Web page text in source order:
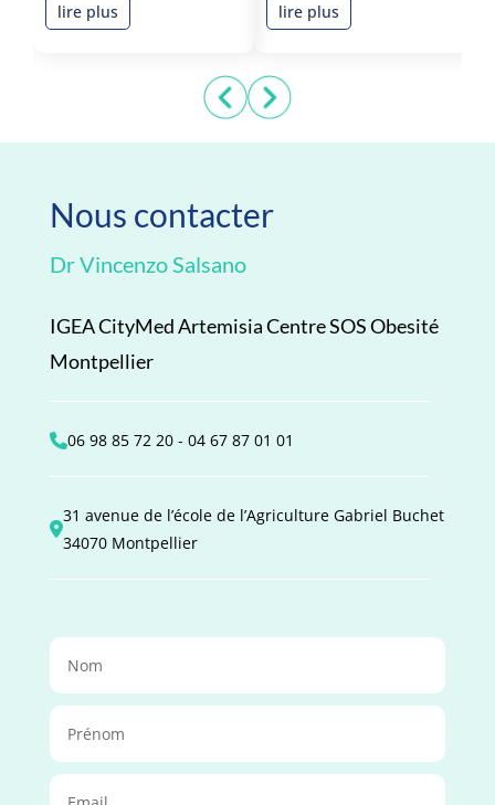
remboursement ?
lire plus
Montpellier
lire plus
Nous contacter
Dr Vincenzo Salsano
IGEA CityMed Artemisia Centre SOS Obesité
Montpellier
06 98 85 72 20 - 04 67 87 01 01
31 avenue de l’école de l’Agriculture Gabriel Buchet
34070 Montpellier